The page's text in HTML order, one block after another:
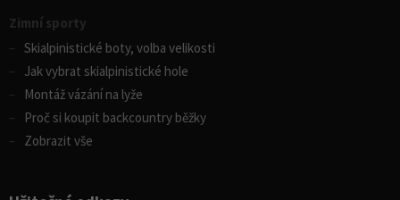
Zimní sporty
Skialpinistické boty, volba velikosti
Jak vybrat skialpinistické hole
Montáž vázání na lyže
Proč si koupit backcountry běžky
Zobrazit vše